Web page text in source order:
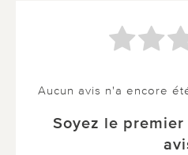
Aucun avis n'a encore
Soyez le